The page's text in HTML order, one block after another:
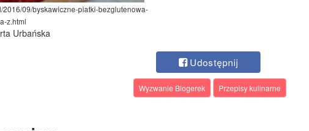
2016/09/byskawiczne-piatki-bezglutenowa-
z.html
Urbańska
Udostępnij
Wyzwanie Blogerek Przepisy kulinarne